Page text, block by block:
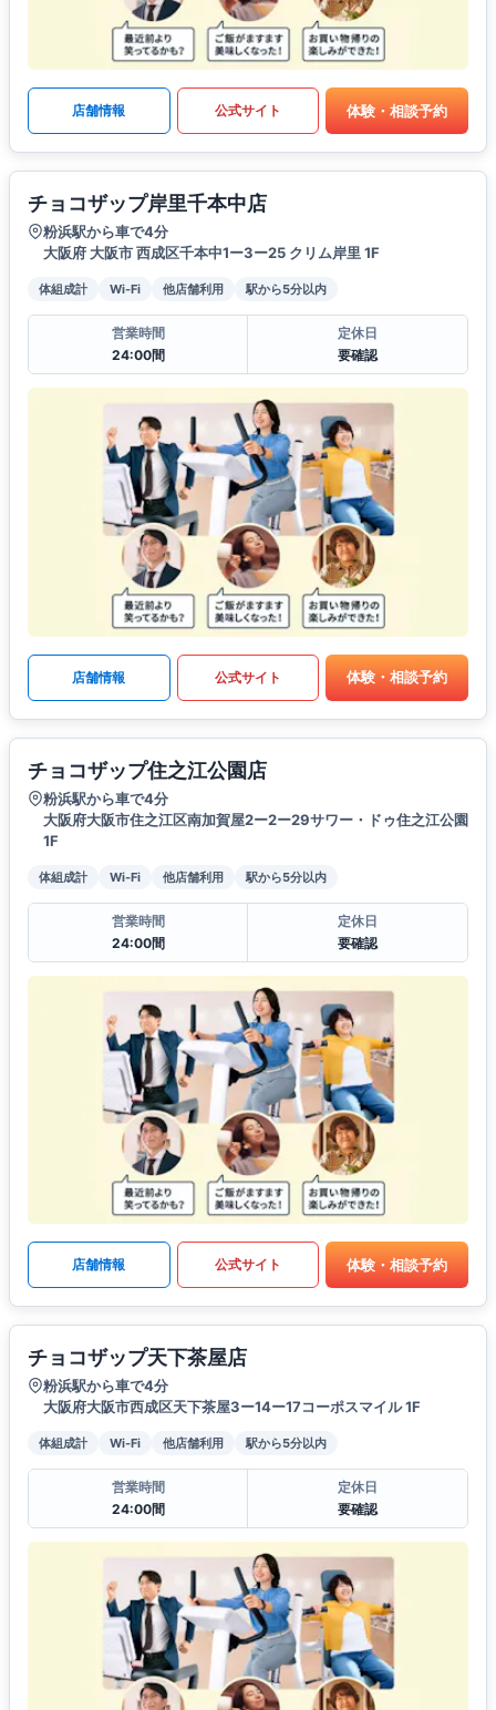
店舗情報 公式サイト 体験・相談予約
チョコザップ岸里千本中店
粉浜駅から車で4分
大阪府 大阪市 西成区千本中1ー3ー25 クリム岸里 1F
体組成計 Wi-Fi 他店舗利用 駅から5分以内
営業時間
24:00間
定休日
要確認
店舗情報 公式サイト 体験・相談予約
チョコザップ住之江公園店
粉浜駅から車で4分
大阪府大阪市住之江区南加賀屋2ー2ー29サワー・ドゥ住之江公園
1F
体組成計 Wi-Fi 他店舗利用 駅から5分以内
営業時間
24:00間
定休日
要確認
店舗情報 公式サイト 体験・相談予約
チョコザップ天下茶屋店
粉浜駅から車で4分
大阪府大阪市西成区天下茶屋3ー14ー17コーポスマイル 1F
体組成計 Wi-Fi 他店舗利用 駅から5分以内
営業時間
24:00間
定休日
要確認